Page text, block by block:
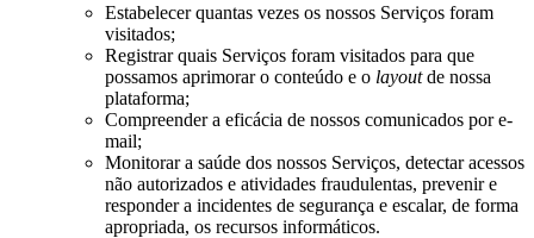
Estabelecer quantas vezes os nossos Serviços foram
visitados;
Registrar quais Serviços foram visitados para que
possamos aprimorar o conteúdo e o layoutde nossa
plataforma;
Compreender a eficácia de nossos comunicados por e-
mail;
Monitorar a saúde dos nossos Serviços, detectar acessos
não autorizados e atividades fraudulentas, prevenir e
responder a incidentes de segurança e escalar, de forma
apropriada, os recursos informáticos.